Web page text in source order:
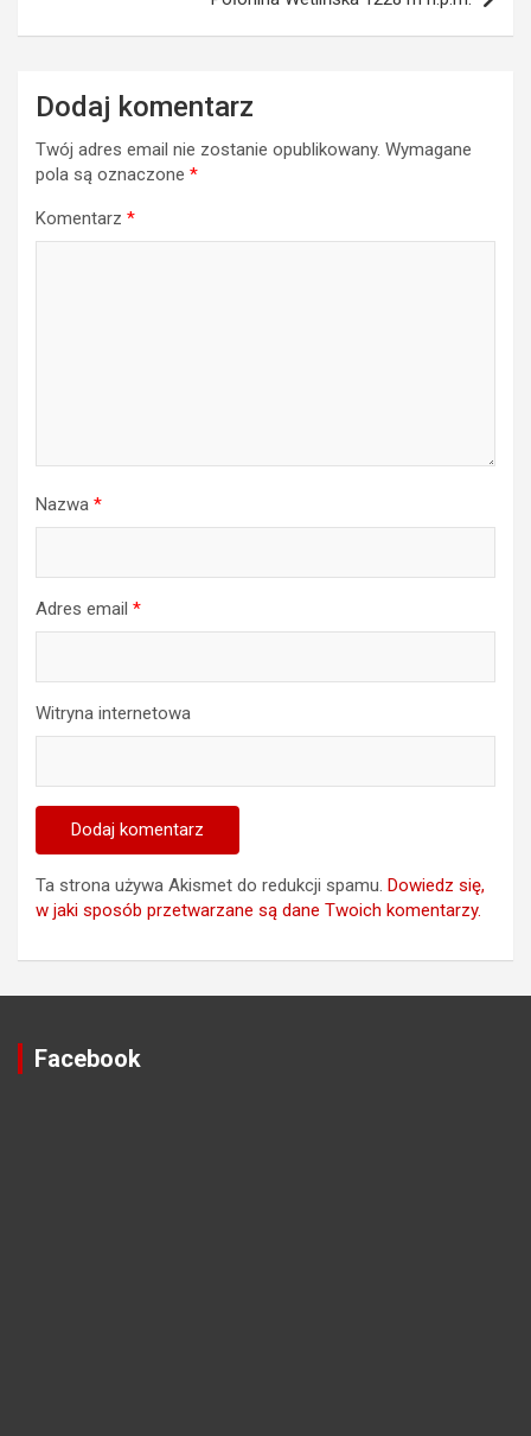
Dodaj komentarz
Twój adres email nie zostanie opublikowany. Wymagane
pola są oznaczone *
Komentarz *
Nazwa *
Adres email *
Witryna internetowa
Ta strona używa Akismet do redukcji spamu. Dowiedz się,
w jaki sposób przetwarzane są dane Twoich komentarzy.
Facebook